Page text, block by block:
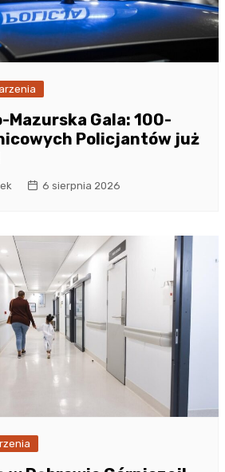
Mazurska Gala: 100-
Policjantów już
6 sierpnia 2026